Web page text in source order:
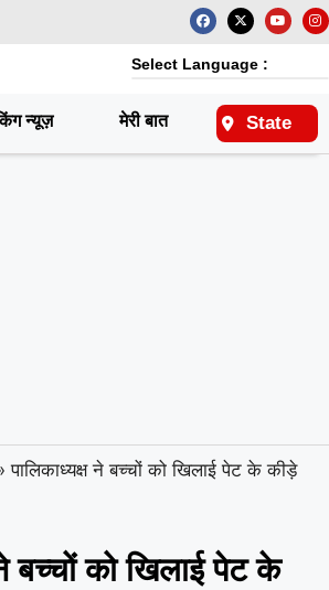
Select Language :
न्यूज़ मेरी बात राष्ट्रीय
State
पालिकाध्यक्ष ने बच्चों को खिलाई पेट के कीड़े
बच्चों को खिलाई पेट के